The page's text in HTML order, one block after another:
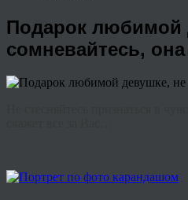
Подарок любимой
сомневайтесь,